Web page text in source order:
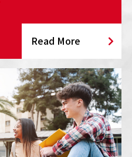
Read More